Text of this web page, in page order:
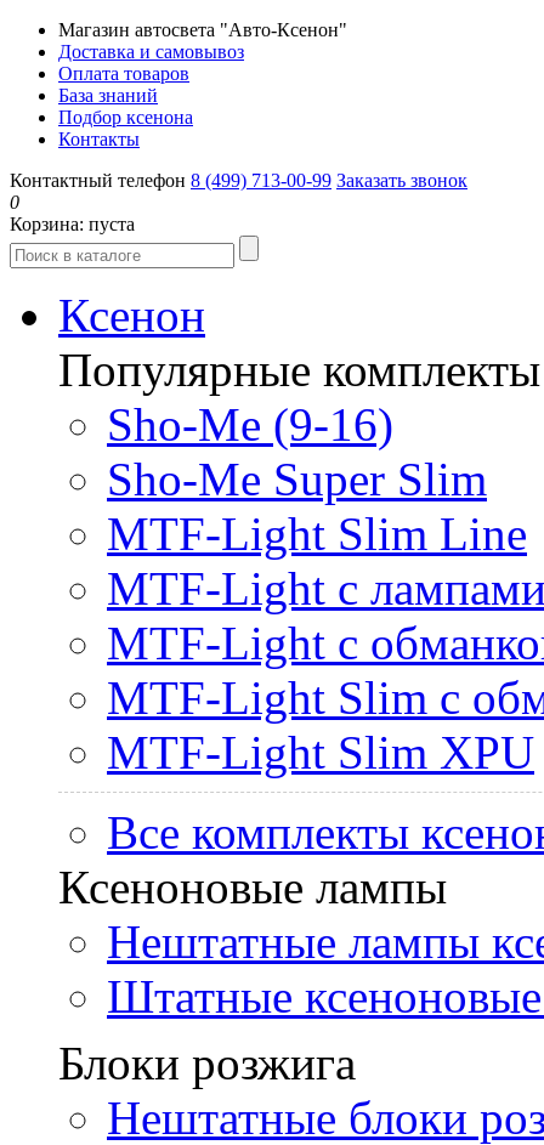
Магазин автосвета "Авто-Ксенон"
Доставка и самовывоз
Оплата товаров
База знаний
Подбор ксенона
Контакты
Контактный телефон 8 (499) 713-00-99 Заказать звонок
0
Корзина: пуста
Ксенон
Популярные комплекты
Sho-Me (9-16)
Sho-Me Super Slim
MTF-Light Slim Line
MTF-Light с
MTF-Light с
MTF-Light Slim с
MTF-Light Slim XPU
Все комплекты
Ксеноновые лампы
Нештатные лампы
Штатные
Блоки розжига
Нештатные блоки